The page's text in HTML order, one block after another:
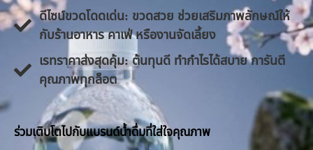
ดีไซน์ขวดโดดเด่น: ขวดสวย ช่วยเสริมภาพลักษณ์ให้
กับร้านอาหาร คาเฟ่ หรืองานจัดเลี้ยง
​เรทราคาส่งสุดคุ้ม: ต้นทุนดี ทำกำไรได้สบาย การันตี
คุณภาพทุกล็อต
​ร่วมเติบโตไปกับแบรนด์น้ำดื่มที่ใส่ใจคุณภาพ